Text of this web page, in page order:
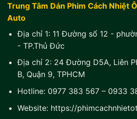
Trung Tâm Dán Phim Cách Nhiệt
Auto
Địa chỉ 1: 11 Đường số 12 -
- TP.Thủ Đức
Địa chỉ 2: 24 Đường D5A, Liên
B, Quận 9, TPHCM
Hotline: 0977 383 567– 0933
Website: https://